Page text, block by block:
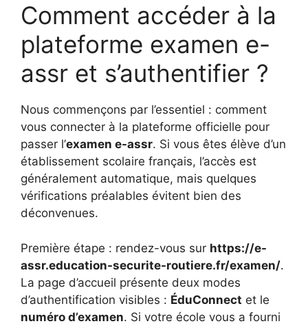
Comment accéder à la
plateforme examen e-
assr et s’authentifier ?
Nous commençons par l’essentiel : comment
vous connecter à la plateforme officielle pour
passer l’examen e-assr. Si vous êtes élève d’un
établissement scolaire français, l’accès est
généralement automatique, mais quelques
vérifications préalables évitent bien des
déconvenues.
Première étape : rendez-vous sur https://e-
assr.education-securite-routiere.fr/examen/.
La page d’accueil présente deux modes
d’authentification visibles : ÉduConnect et le
numéro d’examen. Si votre école vous a fourni